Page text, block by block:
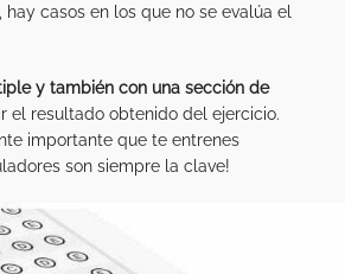
casos en los que no se evalúa el
y también con una sección de
el resultado obtenido del ejercicio.
importante que te entrenes
son siempre la clave!